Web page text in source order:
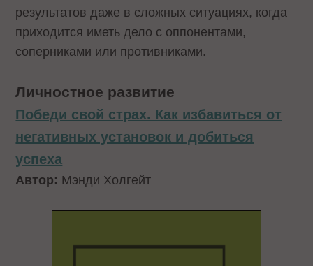
результатов даже в сложных ситуациях, когда
приходится иметь дело с оппонентами,
соперниками или противниками.
Личностное развитие
Победи свой страх. Как избавиться от
негативных установок и добиться
успеха
Автор: Мэнди Холгейт